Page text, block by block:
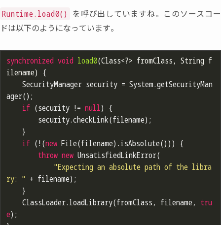
Runtime.load0()
を呼び出していますね。このソースコー
ドは以下のようになっています。
synchronized void load0(Class<?> fromClass, String f
ilename) {
ager();
if (security != null) {
if (!(new File(filename).isAbsolute())) {
throw new UnsatisfiedLinkError(
"Expecting an absolute path of the libra
ry: " + filename);
	ClassLoader.loadLibrary(fromClass, filename,
tru
e);